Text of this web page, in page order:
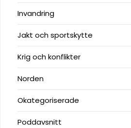
Invandring
Jakt och sportskytte
Krig och konflikter
Norden
Okategoriserade
Poddavsnitt